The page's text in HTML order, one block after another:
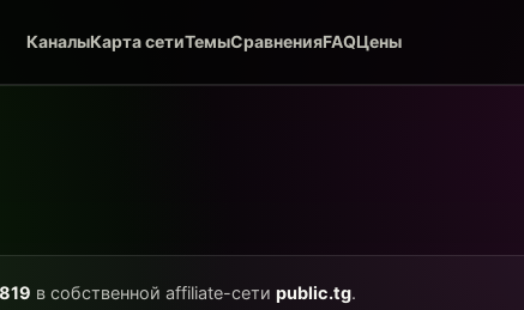
КаналыКарта сетиТемыСравненияFAQЦены
в собственной affiliate-сети public.tg.